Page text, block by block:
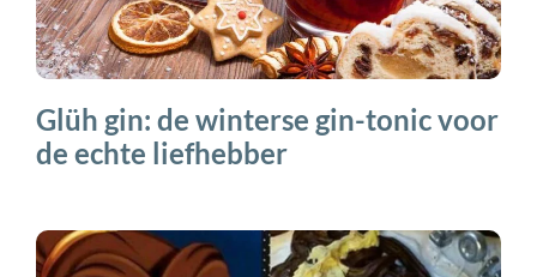
Glüh gin: de winterse gin-tonic voor
de echte liefhebber